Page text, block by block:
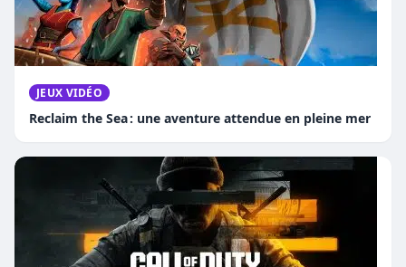
JEUX VIDÉO
Reclaim the Sea : une aventure attendue en pleine mer